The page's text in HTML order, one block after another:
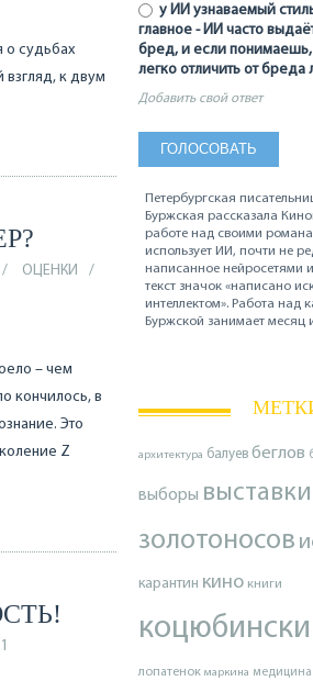
о судьбах
к двум
ОЦЕНКИ
– чем
кончилось, в
Это
Z
у ИИ узнаваемый
главное - ИИ часто
бред, и если понимаешь,
легко отличить от
Добавить свой ответ
Петербургская
Буржская рассказала
работе над своими
использует ИИ, почти не
написанное нейросетями
текст значок «написано
интеллектом». Работа над
Буржской занимает месяц
архитектура балуев беглов
выборы выставки
золотоносов
карантин кино книги
лопатенок маркина медицина